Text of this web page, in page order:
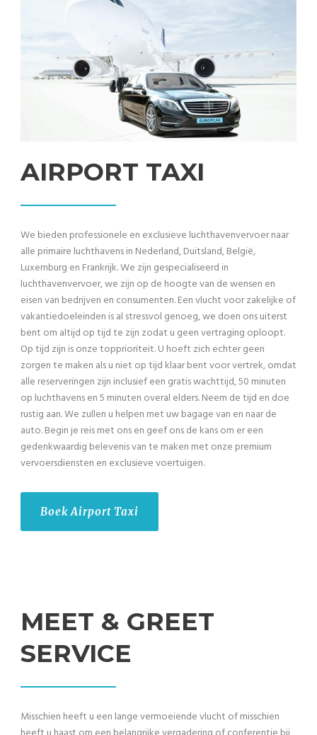
AIRPORT TAXI
We bieden professionele en exclusieve luchthavenvervoer naar
alle primaire luchthavens in Nederland, Duitsland, België,
Luxemburg en Frankrijk. We zijn gespecialiseerd in
luchthavenvervoer, we zijn op de hoogte van de wensen en
eisen van bedrijven en consumenten. Een vlucht voor zakelijke of
vakantiedoeleinden is al stressvol genoeg, we doen ons uiterst
bent om altijd op tijd te zijn zodat u geen vertraging oploopt.
Op tijd zijn is onze topprioriteit. U hoeft zich echter geen
zorgen te maken als u niet op tijd klaar bent voor vertrek, omdat
alle reserveringen zijn inclusief een gratis wachttijd, 50 minuten
op luchthavens en 5 minuten overal elders. Neem de tijd en doe
rustig aan. We zullen u helpen met uw bagage van en naar de
auto. Begin je reis met ons en geef ons de kans om er een
gedenkwaardig belevenis van te maken met onze premium
vervoersdiensten en exclusieve voertuigen.
Boek Airport Taxi
MEET & GREET
SERVICE
Misschien heeft u een lange vermoeiende vlucht of misschien